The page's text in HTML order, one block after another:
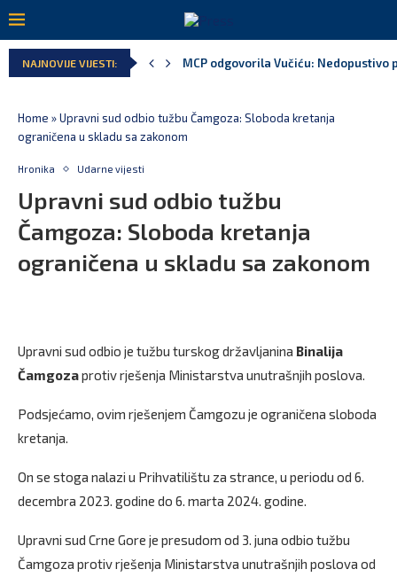
NAJNOVIJE VIJESTI: MCP odgovorila Vučiću:
Home »Upravni sud odbio tužbu Čamgoza: Sloboda kretanja
ograničena u skladu sa zakonom
Hronika Udarne vijesti
Upravni sud odbio tužbu
Čamgoza: Sloboda kretanja
ograničena u skladu sa zakonom
Upravni sud odbio je tužbu turskog državljanina Binalija
Čamgozaprotiv rješenja Ministarstva unutrašnjih poslova.
Podsjećamo, ovim rješenjem Čamgozu je ograničena sloboda
kretanja.
On se stoga nalazi u Prihvatilištu za strance, u periodu od 6.
decembra 2023. godine do 6. marta 2024. godine.
Upravni sud Crne Gore je presudom od 3. juna odbio tužbu
Čamgoza protiv rješenja Ministarstva unutrašnjih poslova od